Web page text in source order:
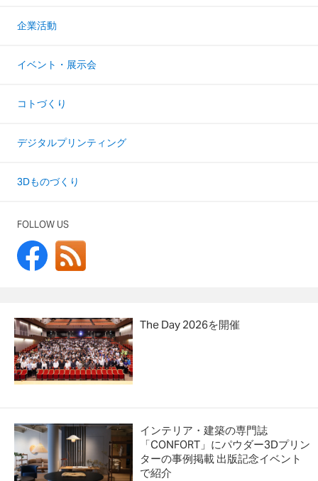
企業活動
イベント・展示会
コトづくり
デジタルプリンティング
3Dものづくり
FOLLOW US
The Day 2026を開催
インテリア・建築の専門誌
「CONFORT」にパウダー3Dプリン
ターの事例掲載 出版記念イベント
で紹介